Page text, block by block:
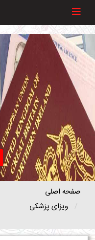
صفحه اصلی
ویزای پزشکی